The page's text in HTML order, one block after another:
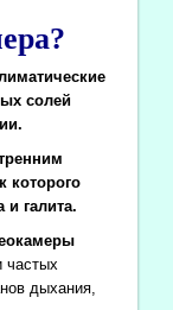
солей
которого
галита.
частых
дыхания,